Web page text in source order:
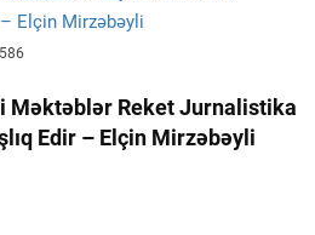
Məktəblər Reket Jurnalistika
Edir – Elçin Mirzəbəyli